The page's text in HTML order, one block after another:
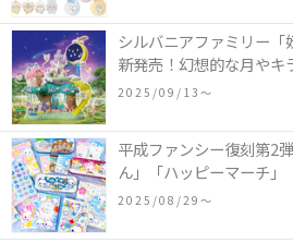
シルバニアファミリー
新発売！幻想的な月や
などの装飾がお城を彩る♡
2025/09/13〜
平成ファンシー復刻第2
ん」「ハッピーマーチ
どの「カンペンケース
2025/08/29〜